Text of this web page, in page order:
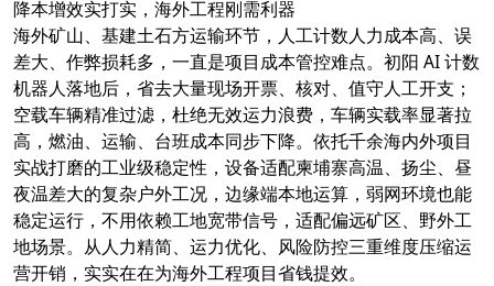
降本增效实打实，海外工程刚需利器
海外矿山、基建土石方运输环节，人工计数人力成本高、误
差大、作弊损耗多，一直是项目成本管控难点。初阳 AI 计数
机器人落地后，省去大量现场开票、核对、值守人工开支；
空载车辆精准过滤，杜绝无效运力浪费，车辆实载率显著拉
高，燃油、运输、台班成本同步下降。依托千余海内外项目
实战打磨的工业级稳定性，设备适配柬埔寨高温、扬尘、昼
夜温差大的复杂户外工况，边缘端本地运算，弱网环境也能
稳定运行，不用依赖工地宽带信号，适配偏远矿区、野外工
地场景。从人力精简、运力优化、风险防控三重维度压缩运
营开销，实实在在为海外工程项目省钱提效。